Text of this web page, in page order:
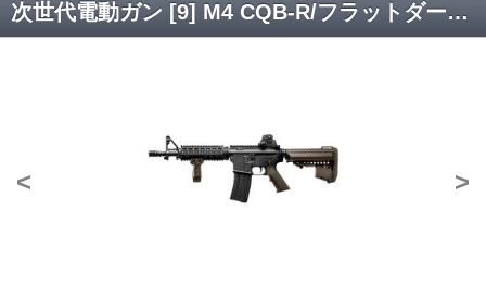
次世代電動ガン [9] M4 CQB-R/フラットダークアースモデル [取寄]
< >